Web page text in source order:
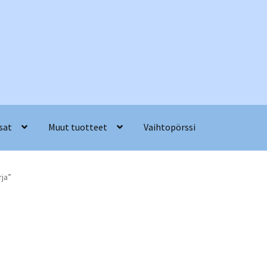
Muut tuotteet Vaihtopörssi